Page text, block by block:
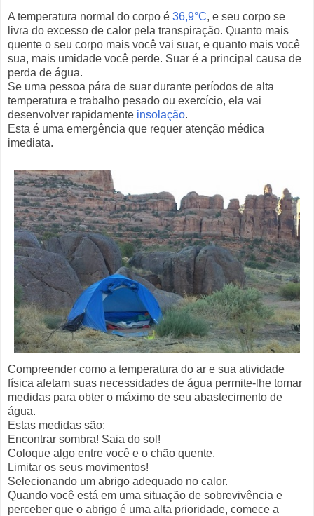
A temperatura normal do corpo é 36,9°C, e seu corpo se
livra do excesso de calor pela transpiração. Quanto mais
quente o seu corpo mais você vai suar, e quanto mais você
sua, mais umidade você perde. Suar é a principal causa de
perda de água.
Se uma pessoa pára de suar durante períodos de alta
temperatura e trabalho pesado ou exercício, ela vai
desenvolver rapidamente insolação.
Esta é uma emergência que requer atenção médica
imediata.
Compreender como a temperatura do ar e sua atividade
física afetam suas necessidades de água permite-lhe tomar
medidas para obter o máximo de seu abastecimento de
água.
Estas medidas são:
Encontrar sombra! Saia do sol!
Coloque algo entre você e o chão quente.
Limitar os seus movimentos!
Selecionando um abrigo adequado no calor.
Quando você está em uma situação de sobrevivência e
perceber que o abrigo é uma alta prioridade, comece a